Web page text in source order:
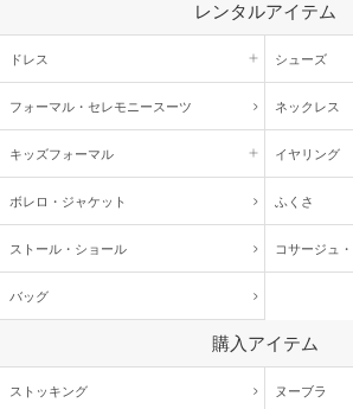
レンタルアイテム
ドレス シューズ
フォーマル・ セレモニースーツ ネックレス
キッズフォーマル イヤリング
ボレロ・ジャケット ふくさ
ストール・ショール コサージュ・
バッグ
購入アイテム
ストッキング ヌーブラ